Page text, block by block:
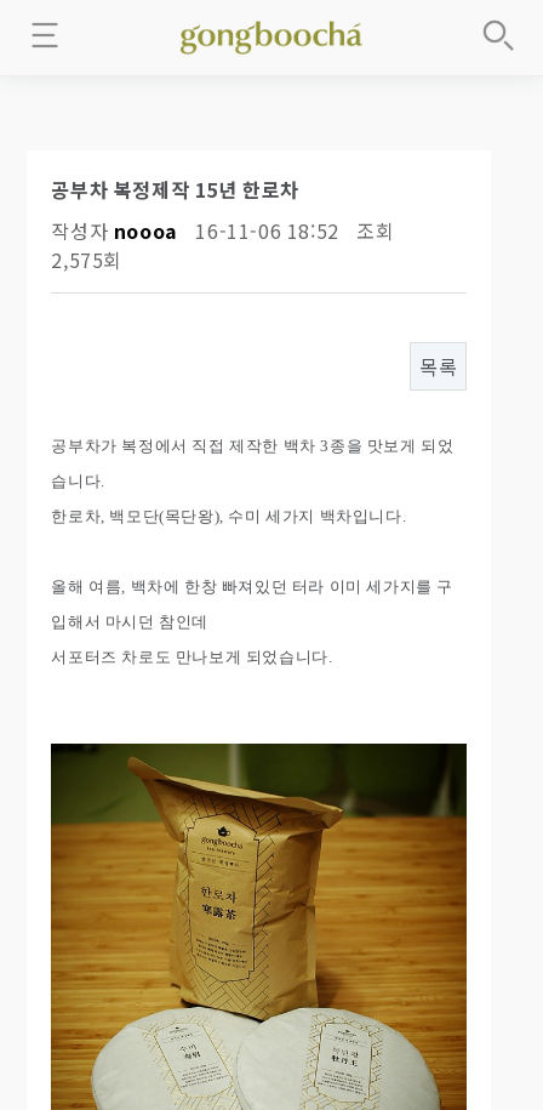
공부차 복정제작 15년 한로차
작성자 noooa 16-11-06 18:52
조회
2,575회
목록
공부차가 복정에서 직접 제작한 백차 3종을 맛보게 되었
습니다.
한로차, 백모단(목단왕), 수미 세가지 백차입니다.
올해 여름, 백차에 한창 빠져있던 터라 이미 세가지를 구
입해서 마시던 참인데
서포터즈 차로도 만나보게 되었습니다.